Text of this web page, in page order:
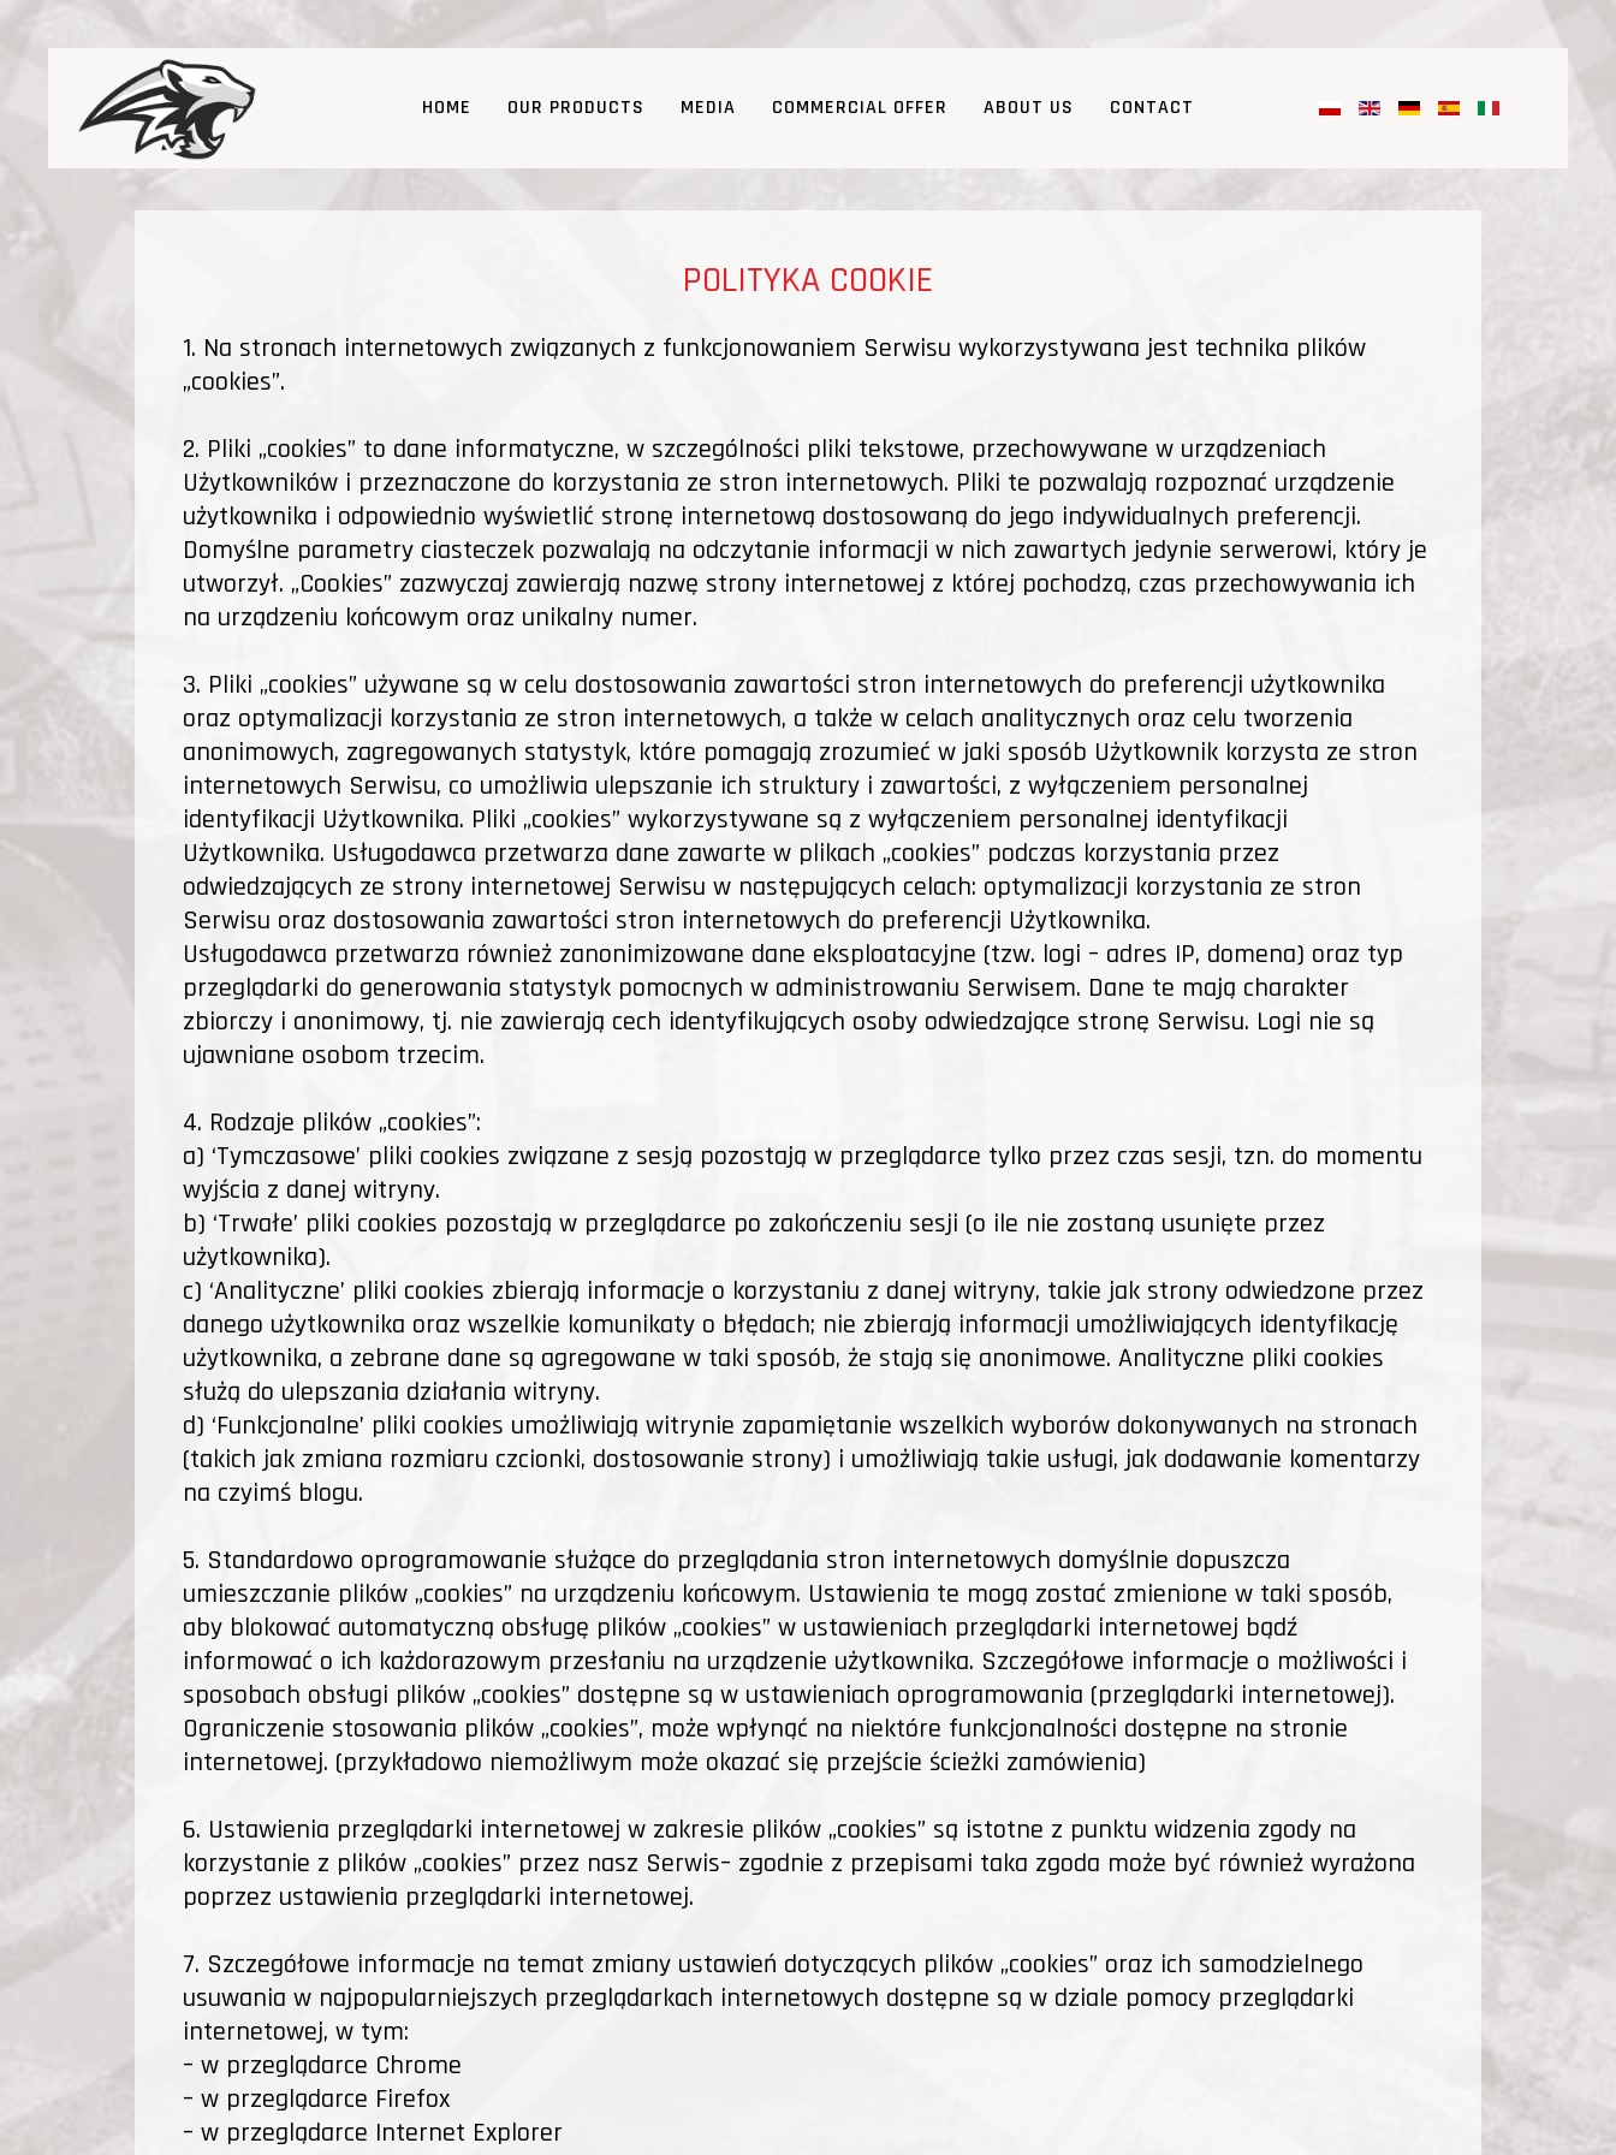
HOME OUR PRODUCTS MEDIA COMMERCIAL OFFER ABOUT US CONTACT
POLITYKA COOKIE
1. Na stronach internetowych związanych z funkcjonowaniem Serwisu wykorzystywana jest technika plików
„cookies”.
2. Pliki „cookies” to dane informatyczne, w szczególności pliki tekstowe, przechowywane w urządzeniach
Użytkowników i przeznaczone do korzystania ze stron internetowych. Pliki te pozwalają rozpoznać urządzenie
użytkownika i odpowiednio wyświetlić stronę internetową dostosowaną do jego indywidualnych preferencji.
Domyślne parametry ciasteczek pozwalają na odczytanie informacji w nich zawartych jedynie serwerowi, który je
utworzył. „Cookies” zazwyczaj zawierają nazwę strony internetowej z której pochodzą, czas przechowywania ich
na urządzeniu końcowym oraz unikalny numer.
3. Pliki „cookies” używane są w celu dostosowania zawartości stron internetowych do preferencji użytkownika
oraz optymalizacji korzystania ze stron internetowych, a także w celach analitycznych oraz celu tworzenia
anonimowych, zagregowanych statystyk, które pomagają zrozumieć w jaki sposób Użytkownik korzysta ze stron
internetowych Serwisu, co umożliwia ulepszanie ich struktury i zawartości, z wyłączeniem personalnej
identyfikacji Użytkownika. Pliki „cookies” wykorzystywane są z wyłączeniem personalnej identyfikacji
Użytkownika. Usługodawca przetwarza dane zawarte w plikach „cookies” podczas korzystania przez
odwiedzających ze strony internetowej Serwisu w następujących celach: optymalizacji korzystania ze stron
Serwisu oraz dostosowania zawartości stron internetowych do preferencji Użytkownika.
Usługodawca przetwarza również zanonimizowane dane eksploatacyjne (tzw. logi – adres IP, domena) oraz typ
przeglądarki do generowania statystyk pomocnych w administrowaniu Serwisem. Dane te mają charakter
zbiorczy i anonimowy, tj. nie zawierają cech identyfikujących osoby odwiedzające stronę Serwisu. Logi nie są
ujawniane osobom trzecim.
4. Rodzaje plików „cookies”:
a) ‘Tymczasowe’ pliki cookies związane z sesją pozostają w przeglądarce tylko przez czas sesji, tzn. do momentu
wyjścia z danej witryny.
b) ‘Trwałe’ pliki cookies pozostają w przeglądarce po zakończeniu sesji (o ile nie zostaną usunięte przez
użytkownika).
c) ‘Analityczne’ pliki cookies zbierają informacje o korzystaniu z danej witryny, takie jak strony odwiedzone przez
danego użytkownika oraz wszelkie komunikaty o błędach; nie zbierają informacji umożliwiających identyfikację
użytkownika, a zebrane dane są agregowane w taki sposób, że stają się anonimowe. Analityczne pliki cookies
służą do ulepszania działania witryny.
d) ‘Funkcjonalne’ pliki cookies umożliwiają witrynie zapamiętanie wszelkich wyborów dokonywanych na stronach
(takich jak zmiana rozmiaru czcionki, dostosowanie strony) i umożliwiają takie usługi, jak dodawanie komentarzy
na czyimś blogu.
5. Standardowo oprogramowanie służące do przeglądania stron internetowych domyślnie dopuszcza
umieszczanie plików „cookies” na urządzeniu końcowym. Ustawienia te mogą zostać zmienione w taki sposób,
aby blokować automatyczną obsługę plików „cookies” w ustawieniach przeglądarki internetowej bądź
informować o ich każdorazowym przesłaniu na urządzenie użytkownika. Szczegółowe informacje o możliwości i
sposobach obsługi plików „cookies” dostępne są w ustawieniach oprogramowania (przeglądarki internetowej).
Ograniczenie stosowania plików „cookies”, może wpłynąć na niektóre funkcjonalności dostępne na stronie
internetowej. (przykładowo niemożliwym może okazać się przejście ścieżki zamówienia)
6. Ustawienia przeglądarki internetowej w zakresie plików „cookies” są istotne z punktu widzenia zgody na
korzystanie z plików „cookies” przez nasz Serwis– zgodnie z przepisami taka zgoda może być również wyrażona
poprzez ustawienia przeglądarki internetowej.
7. Szczegółowe informacje na temat zmiany ustawień dotyczących plików „cookies” oraz ich samodzielnego
usuwania w najpopularniejszych przeglądarkach internetowych dostępne są w dziale pomocy przeglądarki
internetowej, w tym:
– w przeglądarce Chrome
– w przeglądarce Firefox
– w przeglądarce Internet Explorer